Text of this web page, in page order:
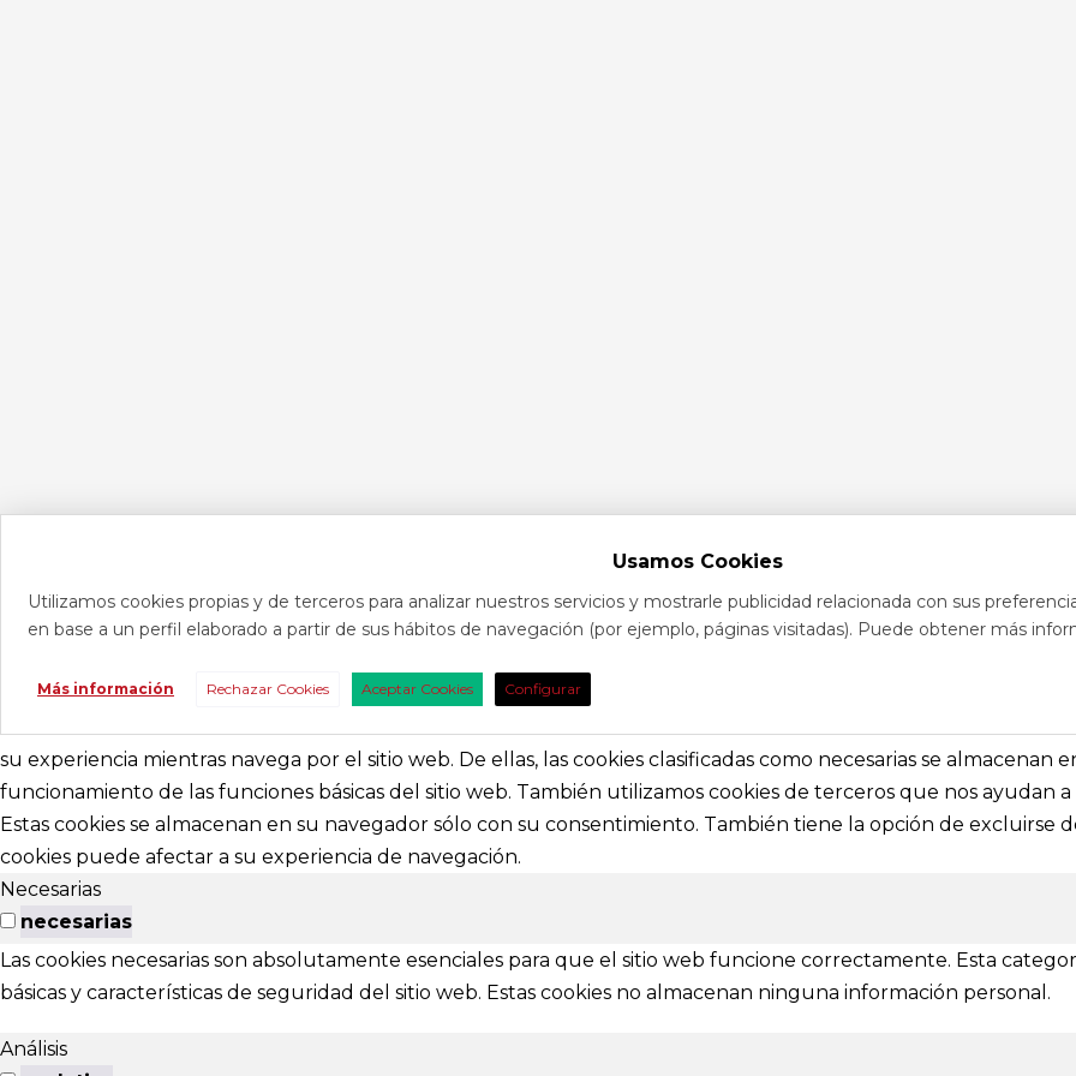
Consúltanos sobre eventos y espectáculos o contacta con
nosotros para solictar información general
abracadabra@festivalvivelamagia.es
festivalvivelamagia.es
secciones e
Inicio
El festival
Usamos Cookies
Utilizamos cookies propias y de terceros para analizar nuestros servicios y mostrarle publicidad relacionada con sus
en base a un perfil elaborado a partir de sus hábitos de navegación (por ejemplo, páginas visitadas). Puede obtener más
Más información Rechazar Cookies Aceptar Cookies Configurar
su experiencia mientras navega por el sitio web. De ellas, las cookies clasificadas como necesarias se almacenan
funcionamiento de las funciones básicas del sitio web. También utilizamos cookies de terceros que nos ayudan
Estas cookies se almacenan en su navegador sólo con su consentimiento. También tiene la opción de excluirse
cookies puede afectar a su experiencia de navegación.
Necesarias
necesarias
Las cookies necesarias son absolutamente esenciales para que el sitio web funcione correctamente. Esta
básicas y características de seguridad del sitio web. Estas cookies no almacenan ninguna información personal.
Análisis